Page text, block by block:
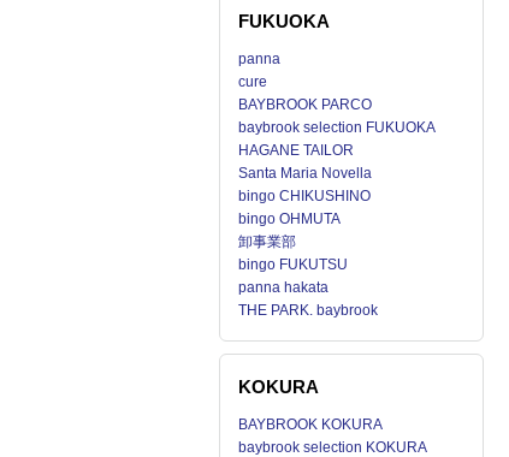
FUKUOKA
panna
cure
BAYBROOK PARCO
baybrook selection FUKUOKA
HAGANE TAILOR
Santa Maria Novella
bingo CHIKUSHINO
bingo OHMUTA
卸事業部
bingo FUKUTSU
panna hakata
THE PARK. baybrook
KOKURA
BAYBROOK KOKURA
baybrook selection KOKURA